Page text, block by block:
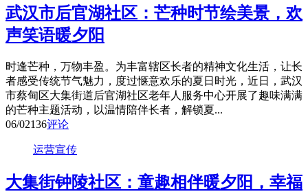
武汉市后官湖社区：芒种时节绘美景，欢
声笑语暖夕阳
时逢芒种，万物丰盈。为丰富辖区长者的精神文化生活，让长
者感受传统节气魅力，度过惬意欢乐的夏日时光，近日，武汉
市蔡甸区大集街道后官湖社区老年人服务中心开展了趣味满满
的芒种主题活动，以温情陪伴长者，解锁夏...
06/02136评论
运营宣传
大集街钟陵社区：童趣相伴暖夕阳，幸福